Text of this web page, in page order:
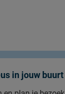
in jouw buurt